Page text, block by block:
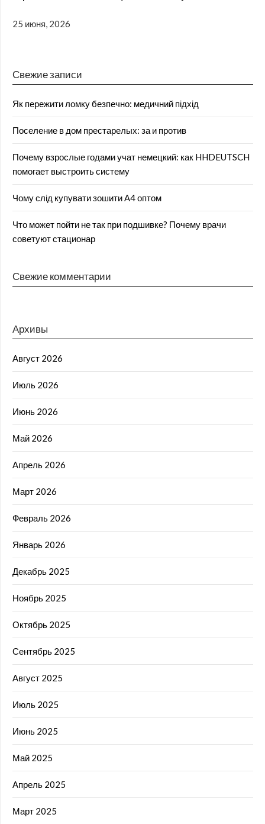
25 июня, 2026
Свежие записи
Як пережити ломку безпечно: медичний підхід
Поселение в дом престарелых: за и против
Почему взрослые годами учат немецкий: как HHDEUTSCH
помогает выстроить систему
Чому слід купувати зошити А4 оптом
Что может пойти не так при подшивке? Почему врачи
советуют стационар
Свежие комментарии
Архивы
Август 2026
Июль 2026
Июнь 2026
Май 2026
Апрель 2026
Март 2026
Февраль 2026
Январь 2026
Декабрь 2025
Ноябрь 2025
Октябрь 2025
Сентябрь 2025
Август 2025
Июль 2025
Июнь 2025
Май 2025
Апрель 2025
Март 2025